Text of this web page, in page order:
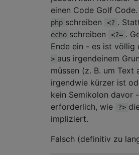
einen Code Golf
php schreiben <? .
echo schreiben <?= .
Ende ein - es ist völlig
> aus irgendeinem
müssen (z. B. um Text
irgendwie kürzer ist
kein Semikolon davor
erforderlich, wie
?>
impliziert.
Falsch (definitiv zu